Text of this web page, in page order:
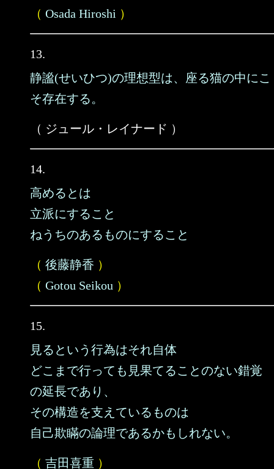
（ Osada Hiroshi ）
13.
静謐(せいひつ)の理想型は、座る猫の中にこ
そ存在する。
（ ジュール・レイナード ）
14.
高めるとは
立派にすること
ねうちのあるものにすること
（ 後藤静香 ）
（ Gotou Seikou ）
15.
見るという行為はそれ自体
どこまで行っても見果てることのない錯覚
の延長であり、
その構造を支えているものは
自己欺瞞の論理であるかもしれない。
（ 吉田喜重 ）